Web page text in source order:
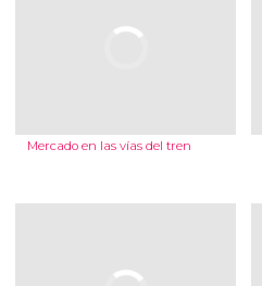
Mercado en las vías del tren